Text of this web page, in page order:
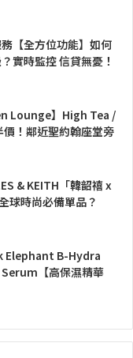
【全方位功能】如何
實時監控 信貸無憂！
Lounge】High Tea /
！鄰近聖約翰座堂旁
& KEITH「韓韶禧 x
球時尚必備單品？
B-Hydra
【高保濕精華